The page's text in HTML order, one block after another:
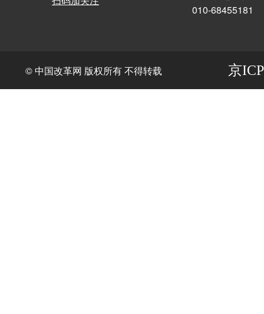
010-68455181
© 中国改革网 版权所有 不得转载 京